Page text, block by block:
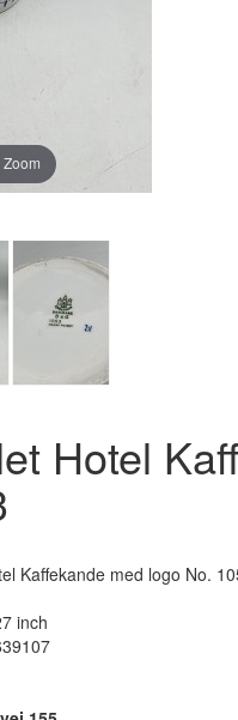
Hotel
Kaffekande med logo No.
inch